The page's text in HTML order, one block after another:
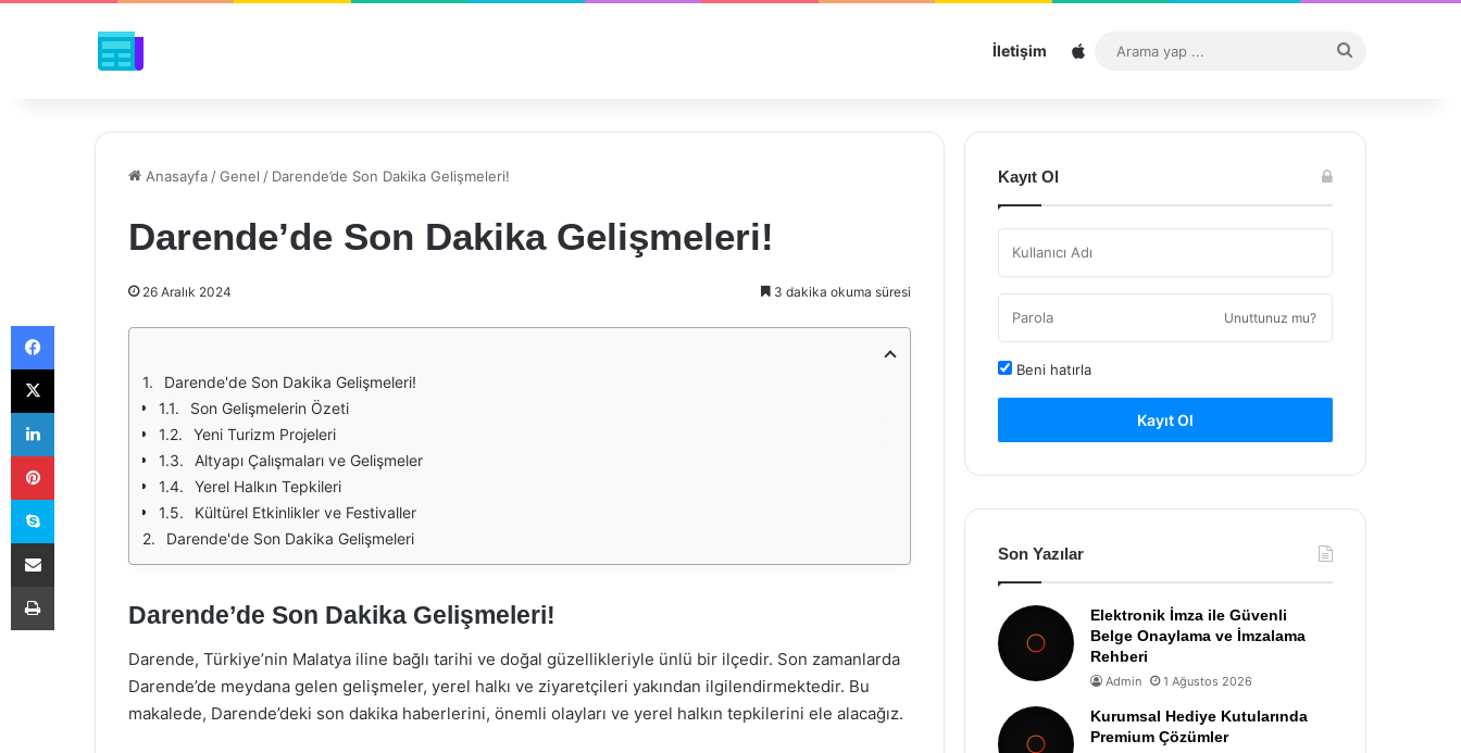
İletişim Sitemap
...
Anasayfa /Genel / Darende’de Son Dakika Gelişmeleri!
Darende’de Son Dakika Gelişmeleri!
26 Aralık 2024 3 dakika okuma süresi
Darende'de Son Dakika Gelişmeleri!
Son Gelişmelerin Özeti
Yeni Turizm Projeleri
Altyapı Çalışmaları ve Gelişmeler
Yerel Halkın Tepkileri
Kültürel Etkinlikler ve Festivaller
Darende'de Son Dakika Gelişmeleri
Darende’de Son Dakika Gelişmeleri!
Darende, Türkiye’nin Malatya iline bağlı tarihi ve doğal güzellikleriyle ünlü bir ilçedir. Son zamanlarda
Darende’de meydana gelen gelişmeler, yerel halkı ve ziyaretçileri yakından ilgilendirmektedir. Bu
makalede, Darende’deki son dakika haberlerini, önemli olayları ve yerel halkın tepkilerini ele alacağız.
Kayıt Ol
Unuttunuz mu?
Beni hatırla
Kayıt Ol
Son Yazılar
Elektronik İmza ile Güvenli
Belge Onaylama ve İmzalama
Rehberi
Admin 1 Ağustos 2026
Kurumsal Hediye Kutularında
Premium Çözümler
Facebook
X
LinkedIn
Pinterest
Skype
E-Posta ile paylaş